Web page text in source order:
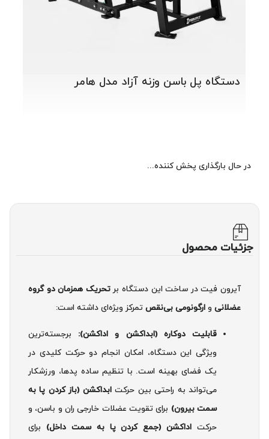
دستگاه پل باسن وزنه آزاد مدل هامر
در حال بارگذاری پخش کننده...
جزئیات محصول
آیرون فیت در ساخت این دستگاه برتحریک همزمان دو گروه
عضلانی و ارگونومی بی‌نقص تمرکز ویژه‌ای داشته است:
قابلیت دوکاره (ابداکشن و اداکشن): برجسته‌ترین
ویژگی این دستگاه، امکان انجام دو حرکت کلیدی در
یک فضای بهینه است. با تنظیم ساده پدها، ورزشکار
می‌تواند به راحتی بین حرکتابداکشن (باز کردن پا به
سمت بیرون) برای تقویت عضلات خارجی ران و باسن، و
حرکت اداکشن (جمع کردن پا به سمت داخل) برای